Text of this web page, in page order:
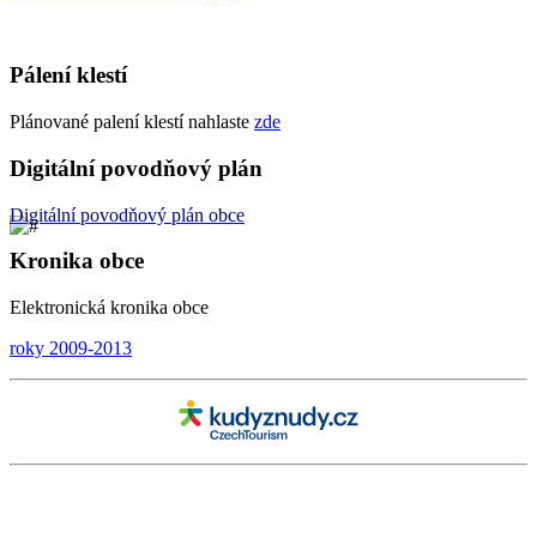
Pálení klestí
Plánované palení klestí nahlaste zde
Digitální povodňový plán
Digitálnípovodňový plán obce
Kronika obce
Elektronická kronika obce
roky 2009-2013